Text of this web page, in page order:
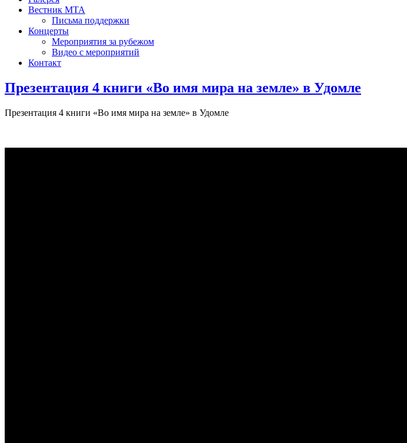
Вестник МТА
Письма поддержки
Концерты
Мероприятия за рубежом
Видео с мероприятий
Контакт
Презентация 4 книги «Во имя мира на земле» в Удомле
Презентация 4 книги «Во имя мира на земле» в Удомле